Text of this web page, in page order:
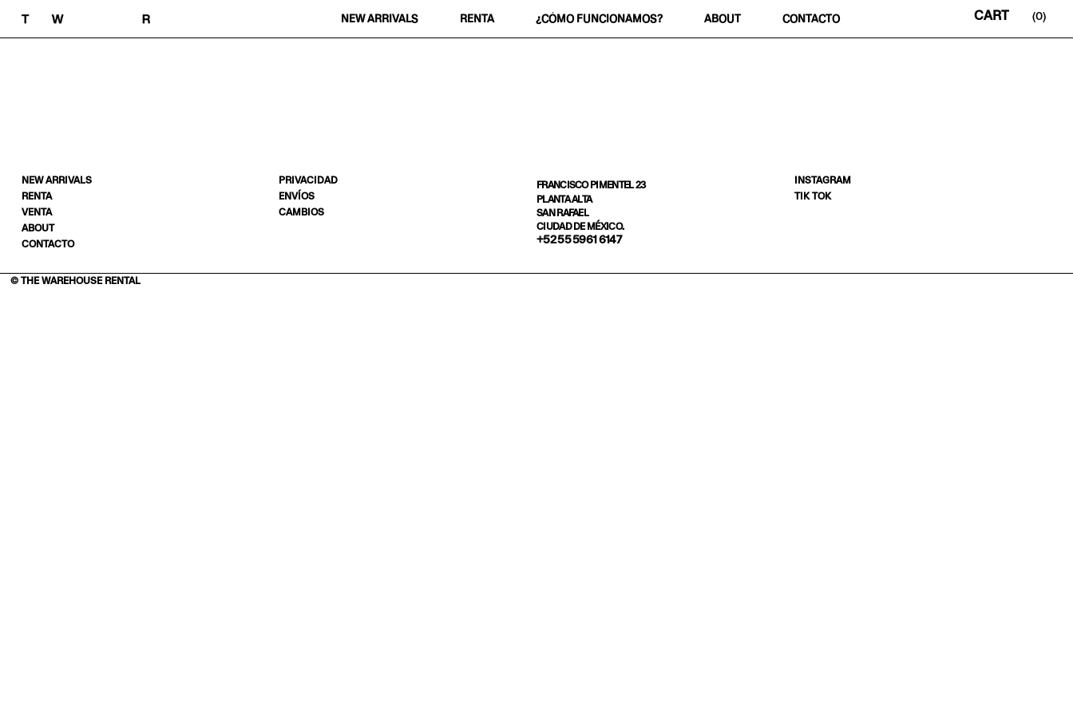
NEW ARRIVALS RENTA ¿CÓMO FUNCIONAMOS? ABOUT CONTACTO 0
NEW ARRIVALS
RENTA
VENTA
ABOUT
CONTACTO
PRIVACIDAD
ENVÍOS
CAMBIOS
FRANCISCO PIMENTEL 23
PLANTA ALTA
SAN RAFAEL
CIUDAD DE MÉXICO.
+52 55 5961 6147
INSTAGRAM
TIK TOK
© THE WAREHOUSE RENTAL